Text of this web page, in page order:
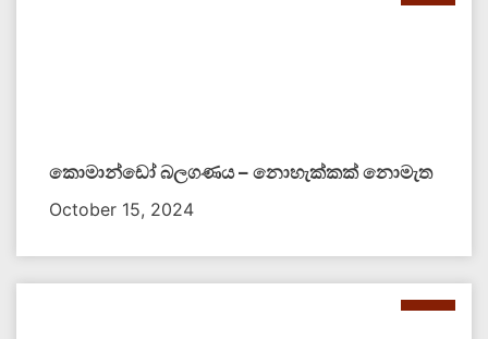
කොමාන්ඩෝ බලගණය – නොහැක්කක් නොමැත​
October 15, 2024